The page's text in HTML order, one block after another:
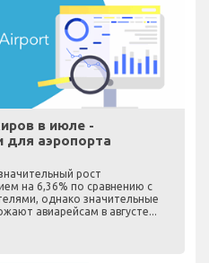
в июле -
для аэропорта
рост
на 6,36% по сравнению с
однако значительные
авиарейсам в августе...